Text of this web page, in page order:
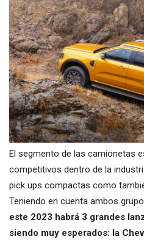
El segmento de las camionetas
competitivos dentro de la
pick ups compactas como
Teniendo en cuenta ambos
este 2023 habrá 3 grandes
siendo muy esperados: la